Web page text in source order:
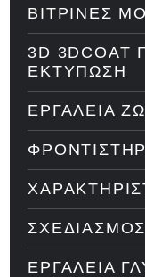
ΒΙΤΡΊΝΕΣ
3D 3DCOAT
ΕΚΤΎΠΩΣΗ
ΕΡΓΑΛΕΊΑ
ΕΡΓΑΛΕΊΑ